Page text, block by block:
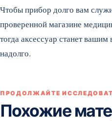
Чтобы прибор долго вам
проверенной магазине
тогда аксессуар станет
надолго.
ПРОДОЛЖАЙТЕ
Похожие